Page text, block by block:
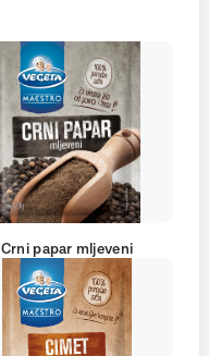
Crni papar mljeveni